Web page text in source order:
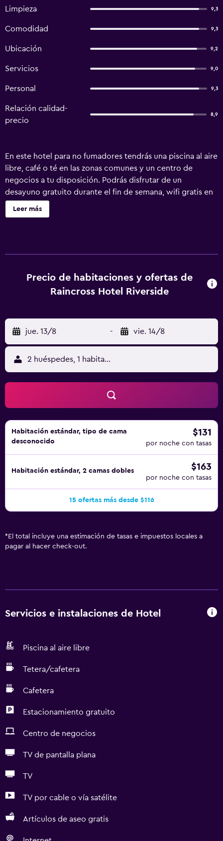
Limpieza 9,3
Comodidad 9,3
Ubicación 9,2
Servicios 9,0
Personal 9,3
Relación calidad-
precio
8,9
En este hotel para no fumadores tendrás una piscina al aire
libre, café o té en las zonas comunes y un centro de
negocios a tu disposición. Podrás disfrutar de un
desayuno gratuito durante el fin de semana, wifi gratis en
las zonas comunes y aparcamiento gratuito. También
encontrarás servicio de recepción 24 horas, televisión en
están vestidas con sábanas de algodón egipcio, edredón
de plumas y ropa de cama de alta calidad. Se ofrece
gratuitos y secador de pelo. Este hotel en Riverside
ofrece acceso a Internet por cable y wifi gratis. Los
servicios para las personas de negocios incluyen teléfono
con llamadas locales gratuitas (pueden existir
restricciones). Las habitaciones también incluyen tabla de
planchar con plancha y cortinas opacas. Se ofrece servicio
de limpieza todos los días. Los servicios de ocio y
esparcimiento en este hotel incluyen una piscina al aire
libre. Se pueden practicar las actividades de ocio y
esparcimiento que se indican más abajo en las
instalaciones o cerca del alojamiento (es posible que se
aplique un recargo).
Leer más
Precio de habitaciones y ofertas de
Raincross Hotel Riverside
jue. 13/8 - vie. 14/8
2 huéspedes, 1 habitación
Habitación estándar, tipo de cama
desconocido
$131
por noche con tasas
Habitación estándar, 2 camas dobles $163
por noche con tasas
15 ofertas más desde $116
* El total incluye una estimación de tasas e impuestos locales a
pagar al hacer check-out.
Servicios e instalaciones de Hotel
Piscina al aire libre
Tetera/cafetera
Cafetera
Estacionamiento gratuito
Centro de negocios
TV de pantalla plana
TV
TV por cable o vía satélite
Artículos de aseo gratis